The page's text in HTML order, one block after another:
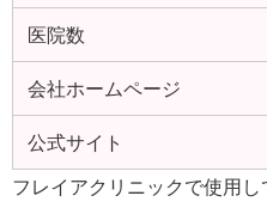
医院数
会社ホームページ
公式サイト
フレイアクリニックで使用